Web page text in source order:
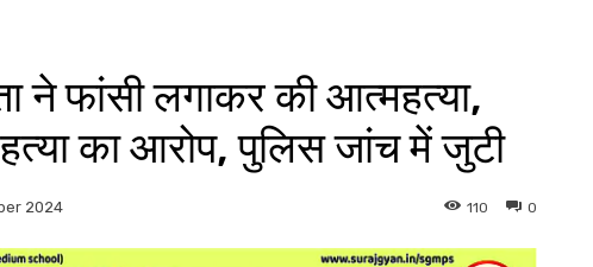
ने फांसी लगाकर की आत्महत्या,
का आरोप, पुलिस जांच में जुटी
2024 0
110